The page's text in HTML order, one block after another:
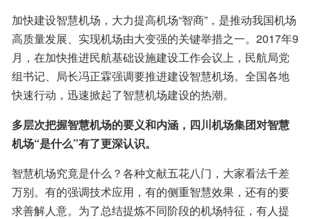
加快建设智慧机场，大力提高机场“智商”，是推动我国机场
高质量发展、实现机场由大变强的关键举措之一。2017年9
月，在加快推进民航基础设施建设工作会议上，民航局党
组书记、局长冯正霖强调要推进建设智慧机场。全国各地
快速行动，迅速掀起了智慧机场建设的热潮。
多层次把握智慧机场的要义和内涵，四川机场集团对智慧
机场“是什么”有了更深认识。
智慧机场究竟是什么？各种文献五花八门，大家看法千差
万别。有的强调技术应用，有的侧重智慧效果，还有的要
求善解人意。为了总结提炼不同阶段的机场特征，有人提